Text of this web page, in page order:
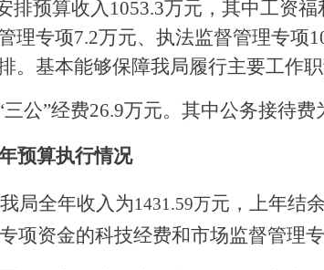
排预算收入 1053.3万元，其中工资福
理专项7.2万元、执法监督管理专项
。 基本能够保障我局履行主要工作职
三公”经费26.9万元。其中公务接待费
预算执行情况
我局全年收入为1431.59万元， 上年结余
项资金的科技经费和市场监督管理